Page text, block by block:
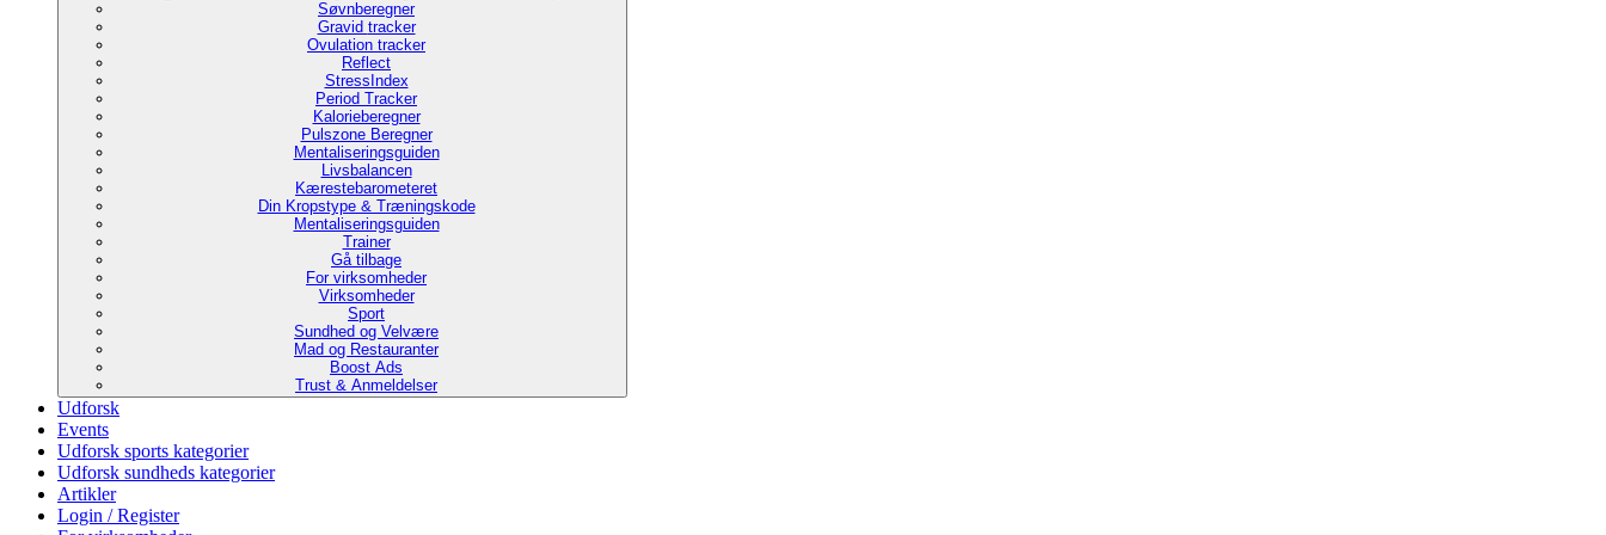
Søvnberegner
Gravid tracker
Ovulation tracker
Reflect
StressIndex
Period Tracker
Kalorieberegner
Pulszone Beregner
Mentaliseringsguiden
Livsbalancen
Kærestebarometeret
Din Kropstype & Træningskode
Mentaliseringsguiden
Trainer
Gå tilbage
For virksomheder
Virksomheder
Sport
Sundhed og Velvære
Mad og Restauranter
Boost Ads
Trust & Anmeldelser
Udforsk
Events
Udforsk sports kategorier
Udforsk sundheds kategorier
Artikler
Login / Register